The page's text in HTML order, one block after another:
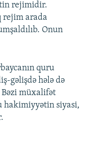
rejimidir.
rejim arada
Onun
quru
gəlişdə hələ də
Bəzi müxalifət
hakimiyyətin siyasi,